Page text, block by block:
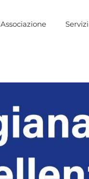
Associazione Servizi